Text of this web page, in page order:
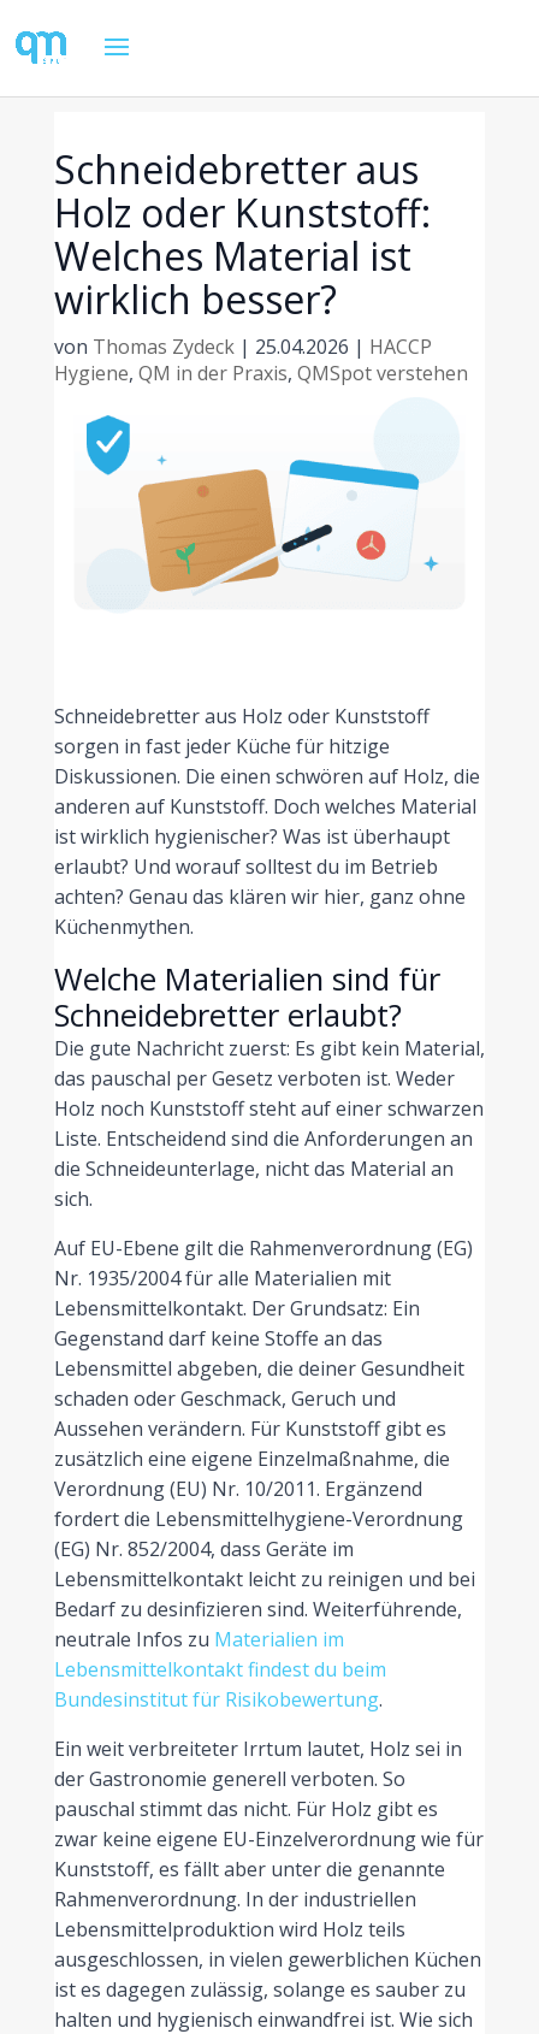
Schneidebretter aus
Holz oder Kunststoff:
Welches Material ist
wirklich besser?
von Thomas Zydeck| 25.04.2026 | HACCP
Hygiene, QM in der Praxis, QMSpot verstehen
Schneidebretter aus Holz oder Kunststoff
sorgen in fast jeder Küche für hitzige
Diskussionen. Die einen schwören auf Holz, die
anderen auf Kunststoff. Doch welches Material
ist wirklich hygienischer? Was ist überhaupt
erlaubt? Und worauf solltest du im Betrieb
achten? Genau das klären wir hier, ganz ohne
Küchenmythen.
Welche Materialien sind für
Schneidebretter erlaubt?
Die gute Nachricht zuerst: Es gibt kein Material,
das pauschal per Gesetz verboten ist. Weder
Holz noch Kunststoff steht auf einer schwarzen
Liste. Entscheidend sind die Anforderungen an
die Schneideunterlage, nicht das Material an
sich.
Auf EU-Ebene gilt die Rahmenverordnung (EG)
Nr. 1935/2004 für alle Materialien mit
Lebensmittelkontakt. Der Grundsatz: Ein
Gegenstand darf keine Stoffe an das
Lebensmittel abgeben, die deiner Gesundheit
schaden oder Geschmack, Geruch und
Aussehen verändern. Für Kunststoff gibt es
zusätzlich eine eigene Einzelmaßnahme, die
Verordnung (EU) Nr. 10/2011. Ergänzend
fordert die Lebensmittelhygiene-Verordnung
(EG) Nr. 852/2004, dass Geräte im
Lebensmittelkontakt leicht zu reinigen und bei
Bedarf zu desinfizieren sind. Weiterführende,
neutrale Infos zu Materialien im
Lebensmittelkontakt findest du beim
Bundesinstitut für Risikobewertung.
Ein weit verbreiteter Irrtum lautet, Holz sei in
der Gastronomie generell verboten. So
pauschal stimmt das nicht. Für Holz gibt es
zwar keine eigene EU-Einzelverordnung wie für
Kunststoff, es fällt aber unter die genannte
Rahmenverordnung. In der industriellen
Lebensmittelproduktion wird Holz teils
ausgeschlossen, in vielen gewerblichen Küchen
ist es dagegen zulässig, solange es sauber zu
halten und hygienisch einwandfrei ist. Wie sich